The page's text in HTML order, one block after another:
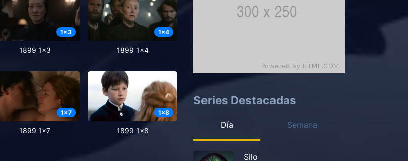
1x3
1899 1x3
1x4
1899 1x4
1x7
1899 1x7
1x8
1899 1x8
Series Destacadas
Día Semana
Silo